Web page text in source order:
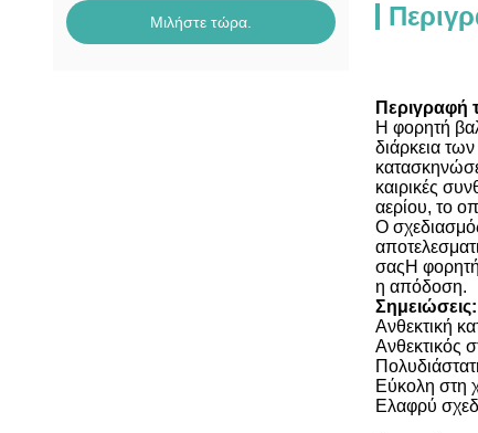
Μιλήστε τώρα.
Περιγραφή
Η φορητή
διάρκεια
καιρικές
αερίου, το
Ο
σαςΗ φορητή
η απόδοση.
Σημειώσεις:
Ανθεκτική
Ανθεκτικός
Εύκολη στη
Ελαφρύ